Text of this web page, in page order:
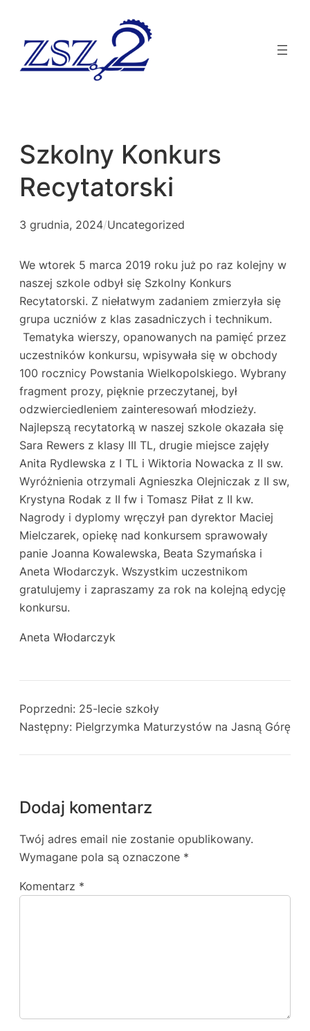
Szkolny Konkurs
Recytatorski
3 grudnia, 2024/Uncategorized
We wtorek 5 marca 2019 roku już po raz kolejny w
naszej szkole odbył się Szkolny Konkurs
Recytatorski. Z niełatwym zadaniem zmierzyła się
grupa uczniów z klas zasadniczych i technikum.
Tematyka wierszy, opanowanych na pamięć przez
uczestników konkursu, wpisywała się w obchody
100 rocznicy Powstania Wielkopolskiego. Wybrany
fragment prozy, pięknie przeczytanej, był
odzwierciedleniem zainteresowań młodzieży.
Najlepszą recytatorką w naszej szkole okazała się
Sara Rewers z klasy III TL, drugie miejsce zajęły
Anita Rydlewska z I TL i Wiktoria Nowacka z II sw.
Wyróżnienia otrzymali Agnieszka Olejniczak z II sw,
Krystyna Rodak z II fw i Tomasz Piłat z II kw.
Nagrody i dyplomy wręczył pan dyrektor Maciej
Mielczarek, opiekę nad konkursem sprawowały
panie Joanna Kowalewska, Beata Szymańska i
Aneta Włodarczyk. Wszystkim uczestnikom
gratulujemy i zapraszamy za rok na kolejną edycję
konkursu.
Aneta Włodarczyk
Poprzedni: 25-lecie szkoły
Następny: Pielgrzymka Maturzystów na Jasną Górę
Dodaj komentarz
Twój adres email nie zostanie opublikowany.
Wymagane pola są oznaczone *
Komentarz *